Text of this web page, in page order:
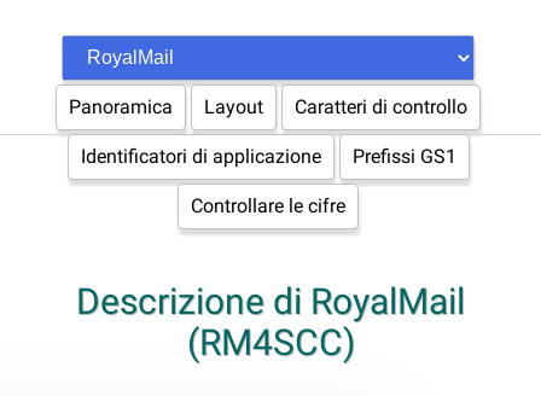
Panoramica Layout Caratteri di controllo
Identificatori di applicazione Prefissi GS1
Controllare le cifre
Descrizione di RoyalMail
(RM4SCC)